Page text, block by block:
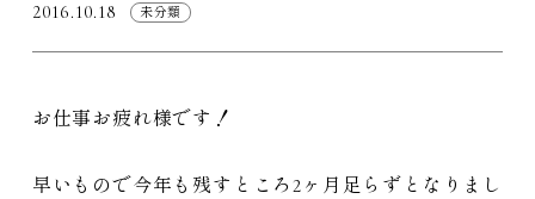
2016.10.18 未分類
お仕事お疲れ様です！
早いもので今年も残すところ2ヶ月足らずとなりまし